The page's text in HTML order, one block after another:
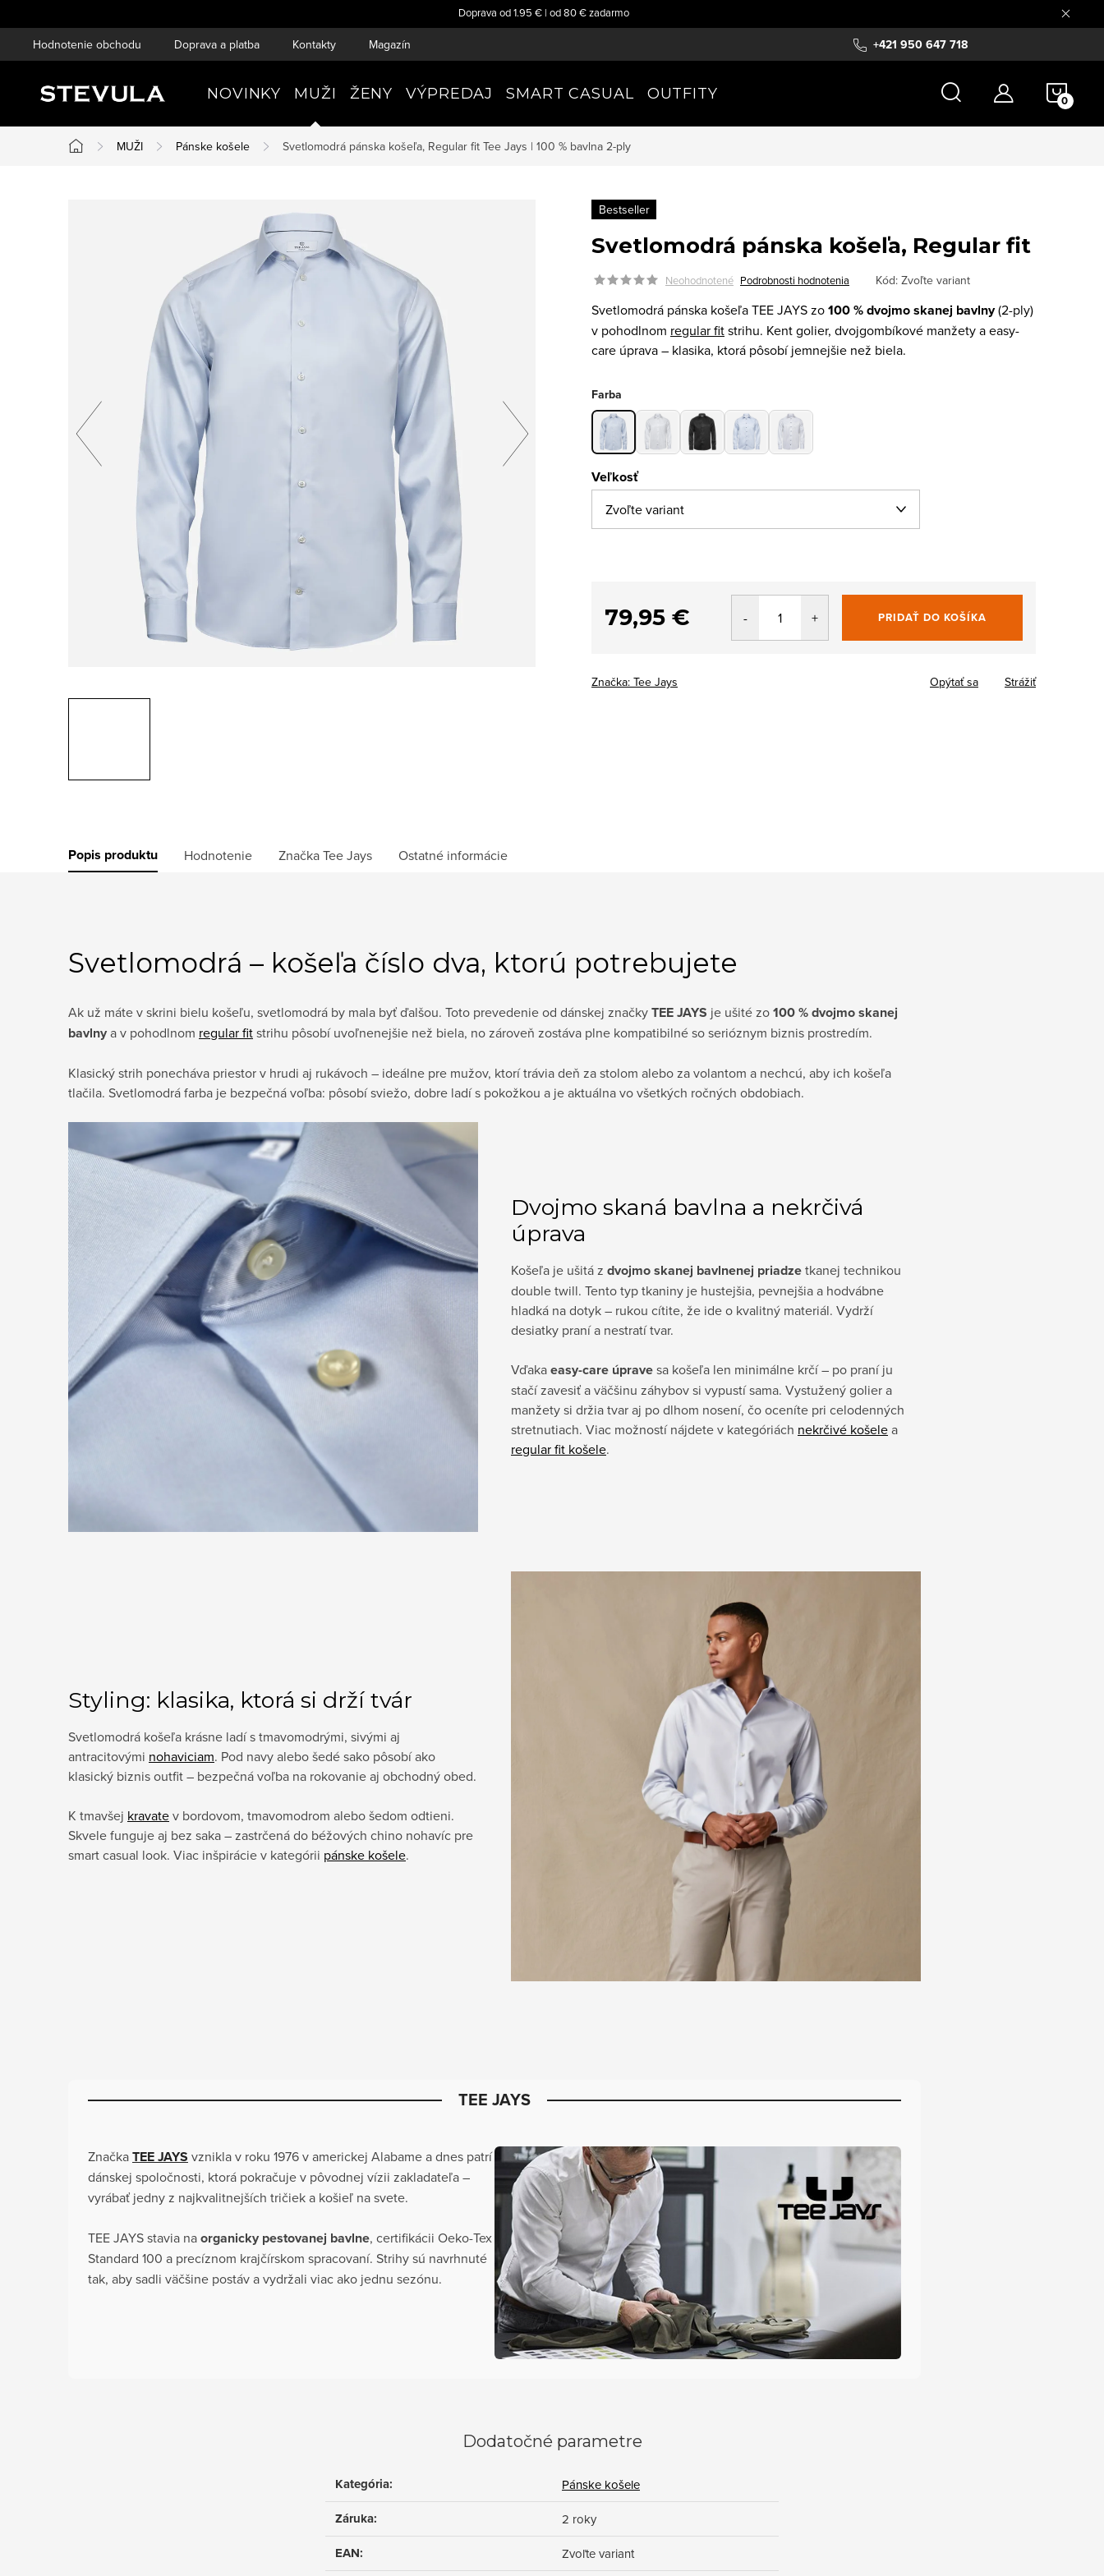
na
Doprava od 1.95 € | od 80 € zadarmo
+421 950 647 718
Hodnotenie obchodu Doprava a platba Kontakty Magazín
NOVINKY MUŽI ŽENY VÝPREDAJ SMART CASUAL OUTFITY
Domov
MUŽI Pánske košele Svetlomodrá pánska košeľa, Regular fit Tee Jays | 100 % bavlna 2-ply
Bestseller
Svetlomodrá pánska košeľa, Regular fit
Neohodnotené Podrobnosti hodnotenia Kód: Zvoľte variant
Svetlomodrá pánska košeľa TEE JAYS zo100 % dvojmo skanej bavlny(2-ply)
v pohodlnom regular fitstrihu. Kent golier, dvojgombíkové manžety a easy-
care úprava – klasika, ktorá pôsobí jemnejšie než biela.
Farba
Veľkosť
79,95 €
Jednotková
cena:
PRIDAŤ DO KOŠÍKA
Značka: Tee Jays Opýtať sa Strážiť
Popis produktu Hodnotenie ZnačkaTee Jays Ostatné informácie
Svetlomodrá – košeľa číslo dva, ktorú potrebujete
Ak už máte v skrini bielu košeľu, svetlomodrá by mala byť ďalšou. Toto prevedenie od dánskej značkyTEE JAYS je ušité zo100 % dvojmo skanej
bavlnya v pohodlnom regular fitstrihu pôsobí uvoľnenejšie než biela, no zároveň zostáva plne kompatibilné so serióznym biznis prostredím.
Klasický strih ponecháva priestor v hrudi aj rukávoch – ideálne pre mužov, ktorí trávia deň za stolom alebo za volantom a nechcú, aby ich košeľa
tlačila. Svetlomodrá farba je bezpečná voľba: pôsobí sviežo, dobre ladí s pokožkou a je aktuálna vo všetkých ročných obdobiach.
Dvojmo skaná bavlna a nekrčivá
úprava
Košeľa je ušitá z dvojmo skanej bavlnenej priadzetkanej technikou
double twill. Tento typ tkaniny je hustejšia, pevnejšia a hodvábne
hladká na dotyk – rukou cítite, že ide o kvalitný materiál. Vydrží
desiatky praní a nestratí tvar.
Vďakaeasy-care úpravesa košeľa len minimálne krčí – po praní ju
stačí zavesiť a väčšinu záhybov si vypustí sama. Vystužený golier a
manžety si držia tvar aj po dlhom nosení, čo oceníte pri celodenných
stretnutiach. Viac možností nájdete v kategóriách nekrčivé košelea
regular fit košele.
Styling: klasika, ktorá si drží tvár
Svetlomodrá košeľa krásne ladí s tmavomodrými, sivými aj
antracitovými nohaviciam. Pod navy alebo šedé sako pôsobí ako
klasický biznis outfit – bezpečná voľba na rokovanie aj obchodný obed.
K tmavšej kravatev bordovom, tmavomodrom alebo šedom odtieni.
Skvele funguje aj bez saka – zastrčená do béžových chino nohavíc pre
smart casual look. Viac inšpirácie v kategórii pánske košele.
TEE JAYS
ZnačkaTEE JAYS vznikla v roku 1976 v americkej Alabame a dnes patrí
dánskej spoločnosti, ktorá pokračuje v pôvodnej vízii zakladateľa –
vyrábať jedny z najkvalitnejších tričiek a košieľ na svete.
TEE JAYS stavia naorganicky pestovanej bavlne, certifikácii Oeko-Tex
Standard 100 a precíznom krajčírskom spracovaní. Strihy sú navrhnuté
tak, aby sadli väčšine postáv a vydržali viac ako jednu sezónu.
Dodatočné parametre
Kategória: Pánske košele
Záruka: 2 roky
EAN: Zvoľte variant